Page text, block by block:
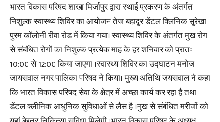
भारत विकास परिषद शाखा मिर्जापुर द्वारा स्थाई प्रकरण के अंतर्गत
निशुल्क स्वास्थ्य शिविर का आयोजन तेज बहादुर डेंटल क्लिनिक सुरेखा
पुरम कॉलोनी रीवा रोड में किया गया। स्वास्थ्य शिविर के अंतर्गत मुख रोग
से संबंधित रोगों का निशुल्क प्रत्येक माह के हर शनिवार को प्रातः
10:00 से 12:00 किया जाएगा ।स्वास्थ्य शिविर का उद्घाटन मनोज
जायसवाल नगर पालिका परिषद ने किया। मुख्य अतिथि जयसवाल ने कहा
कि भारत विकास परिषद सेवा के क्षेत्र में अच्छा कार्य कर रहा है तथा
डेंटल क्लीनिक आधुनिक सुविधाओं से लैस है ।मुख से संबंधित मरीजों को